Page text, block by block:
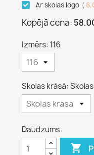
Ar skolas logo (
Kopējā cena:
Izmērs: 116
Skolas krāsā:
Daudzums
